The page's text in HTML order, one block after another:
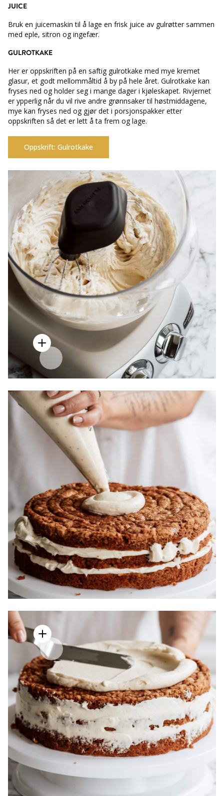
JUICE
Bruk en juicemaskin til å lage en frisk juice av gulrøtter sammen
med eple, sitron og ingefær.
GULROTKAKE
Her er oppskriften på en saftig gulrotkake med mye kremet
glasur, et godt mellommåltid å by på hele året. Gulrotkake kan
fryses ned og holder seg i mange dager i kjøleskapet. Rivjernet
er ypperlig når du vil rive andre grønnsaker til høstmiddagene,
mye kan fryses ned og gjør det i porsjonspakker etter
oppskriften så det er lett å ta frem og lage.
Oppskrift: Gulrotkake